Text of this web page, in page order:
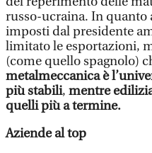
russo-ucraina. In quanto
imposti dal presidente
limitato le esportazioni,
(come quello spagnolo)
metalmeccanica è
più stabili, mentre
quelli più a termine.
Aziende al top